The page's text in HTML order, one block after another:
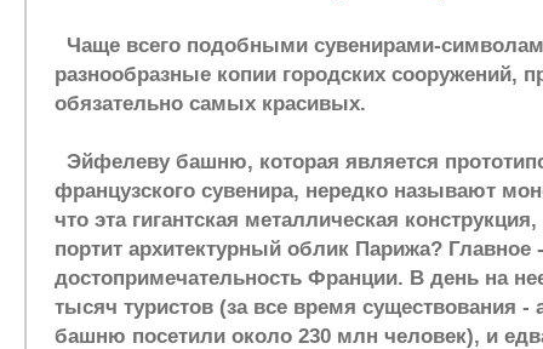
Чаще всего подобными сувенирами-
разнообразные копии городских сооружений,
обязательно самых красивых.
Эйфелеву башню, которая является
французского сувенира, нередко называют
что эта гигантская металлическая
портит архитектурный облик Парижа? Главное
достопримечательность Франции. В день на
тысяч туристов (за все время существования -
башню посетили около 230 млн человек), и